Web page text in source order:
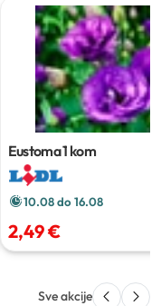
Eustoma1 kom
10.08 do 16.08
2,49 €
Sve akcije